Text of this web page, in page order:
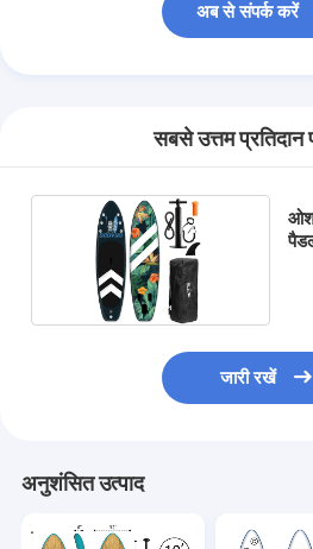
अब से संपर्क करें
सबसे उत्तम प्रतिदान
जारी रखें
अनुशंसित उत्पाद